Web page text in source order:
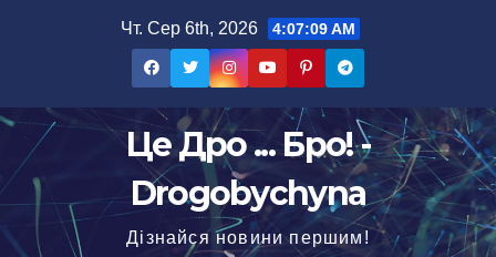
Чт. Сер 6th, 2026 4:07:10 AM
Це Дро ... Бро! -
Drogobychyna
Дізнайся новини першим!